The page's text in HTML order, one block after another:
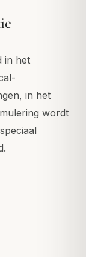
in het
in het
wordt